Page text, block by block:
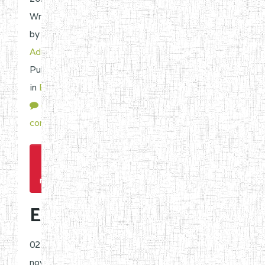
Written
by
Admin |
Published
in ENIET
44074
comments
Read
more...
ENIET_PAP
02
novembre